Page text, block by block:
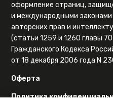
оформление страниц,
и международными законами
авторских прав и
(статьи 1259 и 1260 главы
Гражданского Кодекса
от 18 декабря 2006 года N
Оферта
Политика